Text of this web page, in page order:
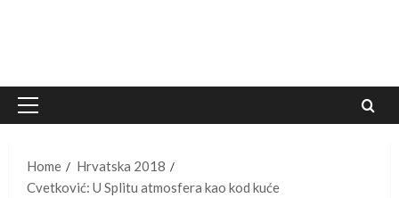
Primary
Home
Hrvatska 2018
Cvetković: U Splitu atmosfera kao kod kuće